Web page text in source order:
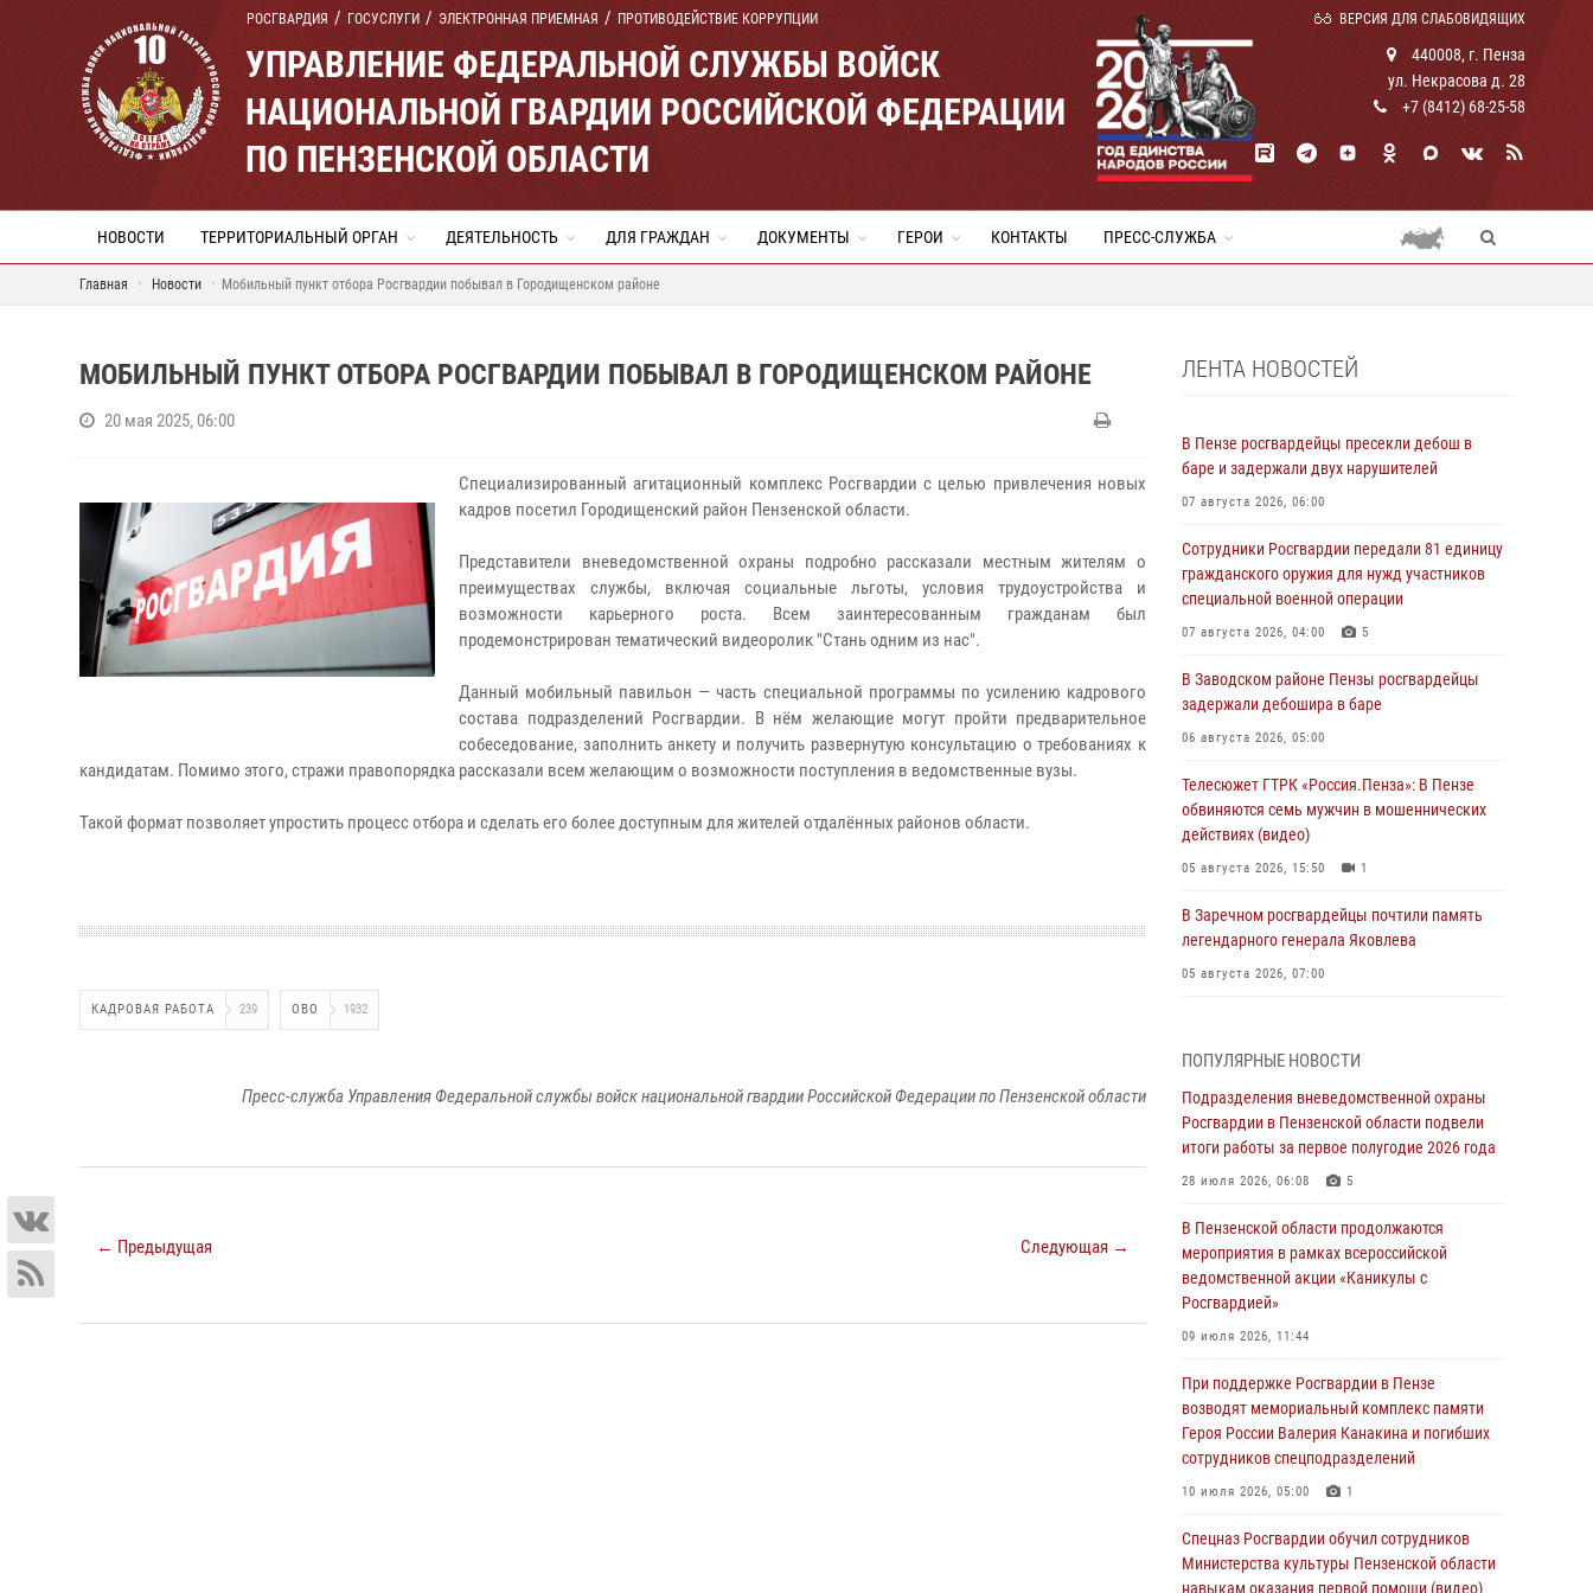
РОСГВАРДИЯ ГОСУСЛУГИ ЭЛЕКТРОННАЯ ПРИЕМНАЯ ПРОТИВОДЕЙСТВИЕ КОРРУПЦИИ ВЕРСИЯ ДЛЯ СЛАБОВИДЯЩИХ
УПРАВЛЕНИЕ ФЕДЕРАЛЬНОЙ СЛУЖБЫ ВОЙСК
НАЦИОНАЛЬНОЙ ГВАРДИИ РОССИЙСКОЙ ФЕДЕРАЦИИ
ПО ПЕНЗЕНСКОЙ ОБЛАСТИ
440008, г. Пенза
ул. Некрасова д. 28
+7 (8412) 68-25-58
НОВОСТИ ТЕРРИТОРИАЛЬНЫЙ ОРГАН ДЕЯТЕЛЬНОСТЬ ДЛЯ ГРАЖДАН ДОКУМЕНТЫ ГЕРОИ КОНТАКТЫ ПРЕСС-СЛУЖБА
Главная Новости Мобильный пункт отбора Росгвардии побывал в Городищенском районе
МОБИЛЬНЫЙ ПУНКТ ОТБОРА РОСГВАРДИИ ПОБЫВАЛ В ГОРОДИЩЕНСКОМ РАЙОНЕ
20 мая 2025, 06:00
Специализированный агитационный комплекс Росгвардии с целью привлечения новых
кадров посетил Городищенский район Пензенской области.
Представители вневедомственной охраны подробно рассказали местным жителям о
преимуществах службы, включая социальные льготы, условия трудоустройства и
возможности карьерного роста. Всем заинтересованным гражданам был
продемонстрирован тематический видеоролик "Стань одним из нас".
Данный мобильный павильон — часть специальной программы по усилению кадрового
состава подразделений Росгвардии. В нём желающие могут пройти предварительное
собеседование, заполнить анкету и получить развернутую консультацию о требованиях к
кандидатам. Помимо этого, стражи правопорядка рассказали всем желающим о возможности поступления в ведомственные вузы.
Такой формат позволяет упростить процесс отбора и сделать его более доступным для жителей отдалённых районов области.
КАДРОВАЯ РАБОТА 239 ОВО 1932
Пресс-служба Управления Федеральной службы войск национальной гвардии Российской Федерации по Пензенской области
← Предыдущая Следующая →
ЛЕНТА НОВОСТЕЙ
В Пензе росгвардейцы пресекли дебош в
баре и задержали двух нарушителей
07 августа 2026, 06:00
Сотрудники Росгвардии передали 81 единицу
гражданского оружия для нужд участников
специальной военной операции
07 августа 2026, 04:00 5
В Заводском районе Пензы росгвардейцы
задержали дебошира в баре
06 августа 2026, 05:00
Телесюжет ГТРК «Россия.Пенза»: В Пензе
обвиняются семь мужчин в мошеннических
действиях (видео)
05 августа 2026, 15:50 1
В Заречном росгвардейцы почтили память
легендарного генерала Яковлева
05 августа 2026, 07:00
с вооружением и техникой Росгвардии
05 августа 2026, 06:15 6
В Пензе сотрудники Росгвардии оказали
помощь дезориентированному пенсионеру
В Пензе при силовой поддержке Росгвардии
пресечена деятельность ОПГ,
маскировавшейся под реабилитационный
центр (видео)
В Управлении Росгвардии по Пензенской
области подвели итоги работы за первое
полугодие 2026 года
04 августа 2026, 06:08
Росгвардия обеспечила безопасность
праздничных мероприятий в День ВДВ в
ПОПУЛЯРНЫЕ НОВОСТИ
Подразделения вневедомственной охраны
Росгвардии в Пензенской области подвели
итоги работы за первое полугодие 2026 года
28 июля 2026, 06:08 5
В Пензенской области продолжаются
мероприятия в рамках всероссийской
ведомственной акции «Каникулы с
Росгвардией»
09 июля 2026, 11:44
При поддержке Росгвардии в Пензе
возводят мемориальный комплекс памяти
Героя России Валерия Канакина и погибших
сотрудников спецподразделений
10 июля 2026, 05:00 1
Спецназ Росгвардии обучил сотрудников
Министерства культуры Пензенской области
навыкам оказания первой помощи (видео)